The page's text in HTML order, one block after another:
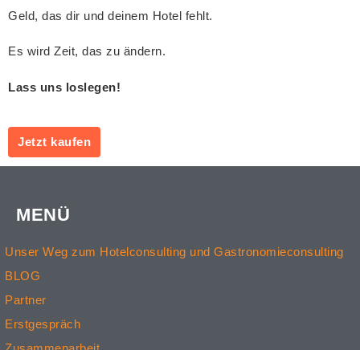
Geld, das dir und deinem Hotel fehlt.
Es wird Zeit, das zu ändern.
Lass uns loslegen!
Jetzt kaufen
MENÜ
Unser Weg zum Hotelconsulting und Gastronomieconsulting
BLOG
Partner
Erstgespräch